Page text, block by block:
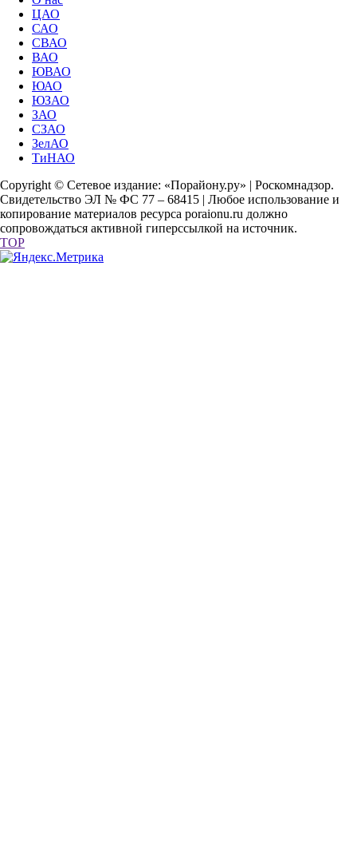
ЦАО
САО
СВАО
ВАО
ЮВАО
ЮАО
ЮЗАО
ЗАО
СЗАО
ЗелАО
ТиНАО
Copyright © Сетевое издание: «Порайону.ру» | Роскомнадзор.
Свидетельство ЭЛ № ФС 77 – 68415 | Любое использование и
копирование материалов ресурса poraionu.ru должно
сопровождаться активной гиперссылкой на источник.
TOP